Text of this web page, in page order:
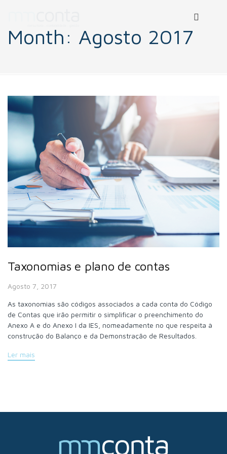
Month: Agosto 2017
Taxonomias e plano de contas
Agosto 7, 2017
As taxonomias são códigos associados a cada conta do Código
de Contas que irão permitir o simplificar o preenchimento do
Anexo A e do Anexo I da IES, nomeadamente no que respeita à
construção do Balanço e da Demonstração de Resultados.
Ler mais